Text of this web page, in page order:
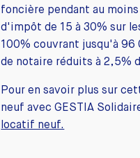
foncière pendant au
d'impôt de 15 à 30% sur
100% couvrant jusqu'à
de notaire réduits à 2,5%
Pour en savoir plus sur
neuf avec GESTIA
locatif neuf.